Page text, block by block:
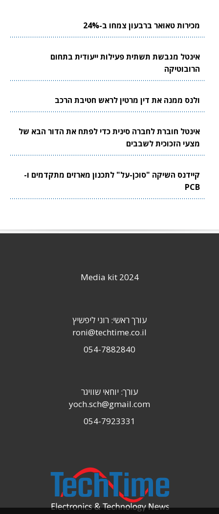
מכירות טאואר ברבעון צמחו ב-24%
אינטל מגבשת תשתית פעילות ייעודית בתחום
הרובוטיקה
ולנס ממנה את דין מרטין לראש חטיבת הרכב
אינטל חוברת לחברה סינית כדי לפתח את הדור הבא של
מצעי הזכוכית לשבבים
קיידנס השיקה "סוכן-על" לתכנון מארזים מתקדמים ו-
PCB
Media kit 2024
עורך ראשי: רוני ליפשיץ
roni@techtime.co.il
054-7882840
עורך: יוחאי שוויגר
yoch.sch@gmail.com
054-7923331